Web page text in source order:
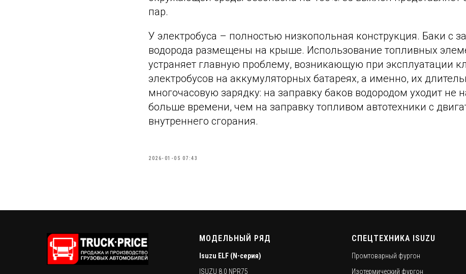
пар.
У электробуса – полностью низкопольная конструкция. Баки с
водорода размещены на крыше. Использование топливных
устраняет главную проблему, возникающую при эксплуатации
электробусов на аккумуляторных батареях, а именно, их
многочасовую зарядку: на заправку баков водородом уходит не
больше времени, чем на заправку топливом автотехники с
внутреннего сгорания.
2026-01-05 07:43
МОДЕЛЬНЫЙ РЯД
Isuzu ELF (N-серия)
ISUZU 8.0 NPR75
СПЕЦТЕХНИКА ISUZU
Промтоварный фургон
Изотермический фургон